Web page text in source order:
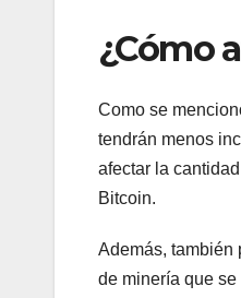
¿Cómo
Como se
tendrán menos
afectar la
Bitcoin.
Además, también
de minería que